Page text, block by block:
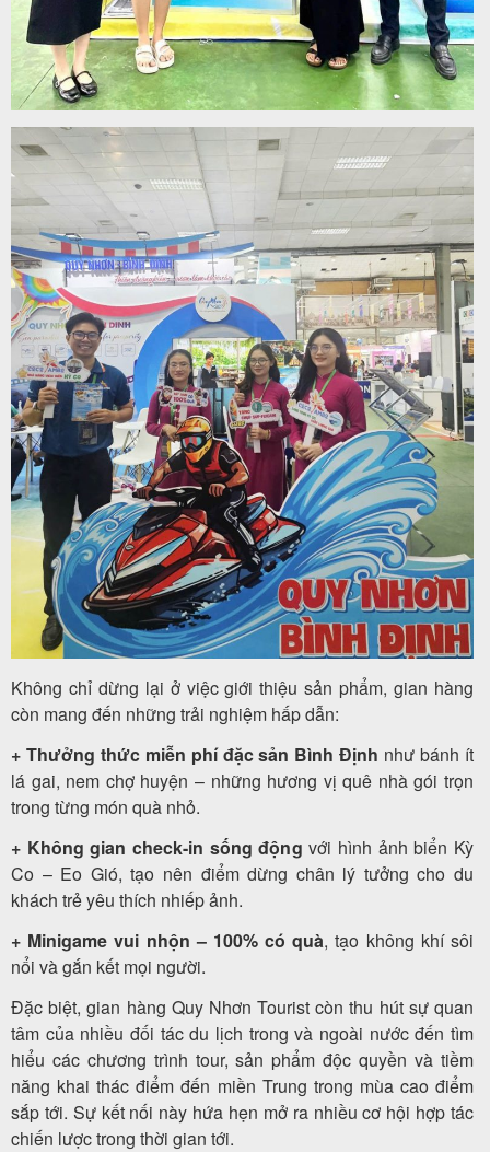
Không chỉ dừng lại ở việc giới thiệu sản phẩm, gian hàng
còn mang đến những trải nghiệm hấp dẫn:
+ Thưởng thức miễn phí đặc sản Bình Định như bánh ít
lá gai, nem chợ huyện – những hương vị quê nhà gói trọn
trong từng món quà nhỏ.
+ Không gian check-in sống động với hình ảnh biển Kỳ
Co – Eo Gió, tạo nên điểm dừng chân lý tưởng cho du
khách trẻ yêu thích nhiếp ảnh.
+ Minigame vui nhộn – 100% có quà, tạo không khí sôi
nổi và gắn kết mọi người.
Đặc biệt, gian hàng Quy Nhơn Tourist còn thu hút sự quan
tâm của nhiều đối tác du lịch trong và ngoài nước đến tìm
hiểu các chương trình tour, sản phẩm độc quyền và tiềm
năng khai thác điểm đến miền Trung trong mùa cao điểm
sắp tới. Sự kết nối này hứa hẹn mở ra nhiều cơ hội hợp tác
chiến lược trong thời gian tới.